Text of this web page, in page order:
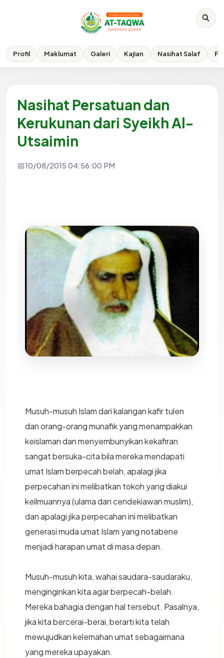
Profil Maklumat Galeri Kajian Nasihat Salaf
Nasihat Persatuan dan
Kerukunan dari Syeikh Al-
Utsaimin
10/08/2015 04:56:00 PM
Musuh-musuh Islam dari kalangan kafir tulen
dan orang-orang munafik yang menampakkan
keislaman dan menyembunyikan kekafiran
sangat bersuka-cita bila mereka mendapati
umat Islam berpecah belah, apalagi jika
perpecahan ini melibatkan tokoh yang diakui
keilmuannya (ulama dan cendekiawan muslim),
dan apalagi jika perpecahan ini melibatkan
generasi muda umat Islam yang notabene
menjadi harapan umat di masa depan.
Musuh-musuh kita, wahai saudara-saudaraku,
menginginkan kita agar berpecah-belah.
Mereka bahagia dengan hal tersebut. Pasalnya,
jika kita bercerai-berai, berarti kita telah
mewujudkan kelemahan umat sebagaimana
yang mereka upayakan.